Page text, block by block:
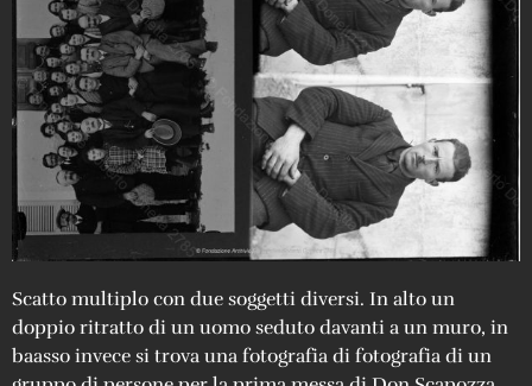
Scatto multiplo con due soggetti diversi. In alto un
doppio ritratto di un uomo seduto davanti a un muro, in
baasso invece si trova una fotografia di fotografia di un